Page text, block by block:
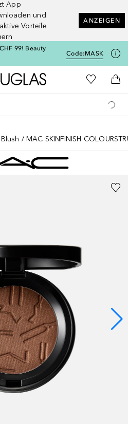
App
und
Vorteile
ANZEIGEN
99! Beauty
Code:MASK
Zur Douglas Startseite
Zu Meiner
Blush MAC SKINFINISH